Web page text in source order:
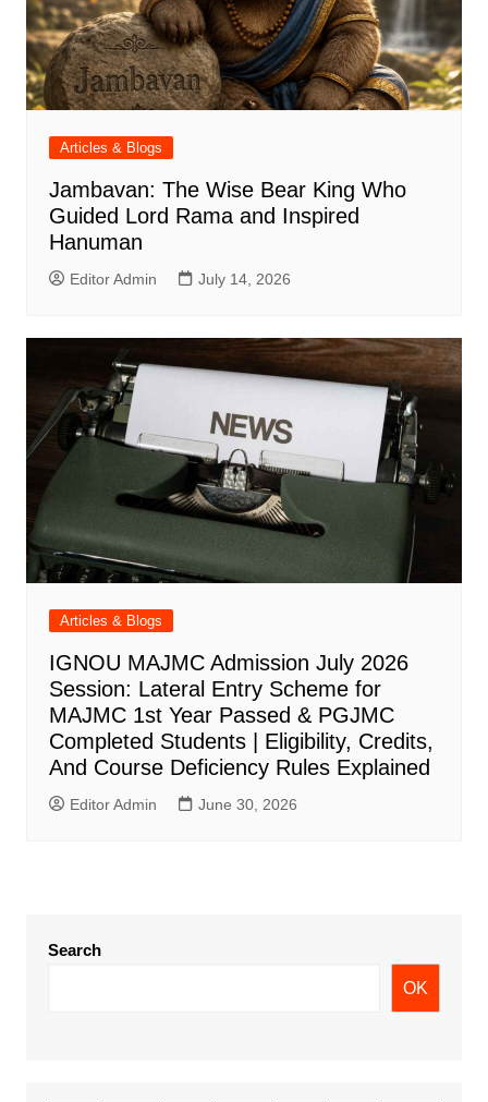
Articles & Blogs
Jambavan: The Wise Bear King Who
Guided Lord Rama and Inspired
Hanuman
Editor Admin July 14, 2026
Articles & Blogs
IGNOU MAJMC Admission July 2026
Session: Lateral Entry Scheme for
MAJMC 1st Year Passed & PGJMC
Completed Students | Eligibility, Credits,
And Course Deficiency Rules Explained
Editor Admin June 30, 2026
Search
OK